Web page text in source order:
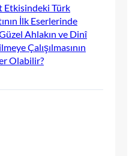
Etkisindeki Türk
İlk Eserlerinde
Ahlakın ve Dinî
Çalışılmasının
Olabilir?